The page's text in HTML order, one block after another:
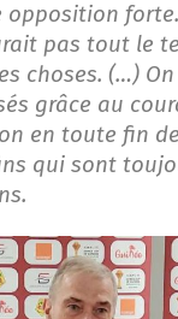
opposition
pas tout le
choses. (…)
grâce au
en toute fin
qui sont